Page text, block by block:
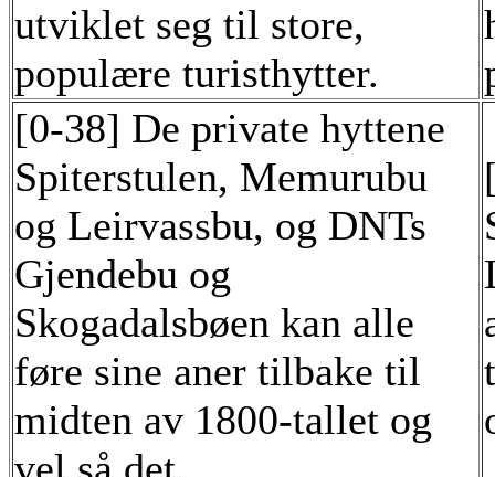
utviklet seg til store,
populære turisthytter.
[0-38] De private hyttene
Spiterstulen, Memurubu
og Leirvassbu, og DNTs
Gjendebu og
Skogadalsbøen kan alle
føre sine aner tilbake til
midten av 1800-tallet og